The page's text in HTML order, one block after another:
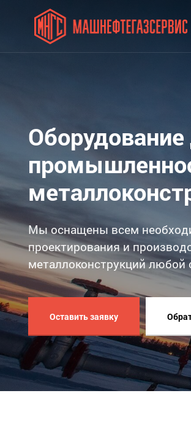
Мы оснащены всем
проектирования и
металлоконструкций любой
Оставить заявку